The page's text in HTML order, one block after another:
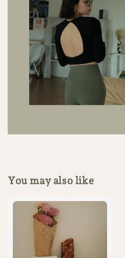
You may also like